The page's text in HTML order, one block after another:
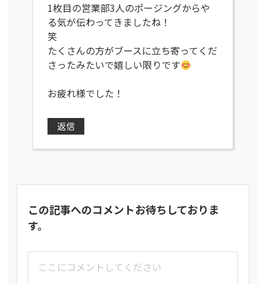
1枚目の営業部3人のポージングからや
る気が伝わってきましたね！
笑
たくさんの方がブースに立ち寄ってくだ
さったみたいで嬉しい限りです
お疲れ様でした！
返信
この記事へのコメントお待ちしておりま
す。